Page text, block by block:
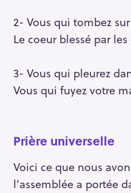
2- Vous qui tombez
Le coeur blessé par
3- Vous qui pleurez
Vous qui fuyez votre
Prière universelle
Voici ce que nous
l’assemblée a portée